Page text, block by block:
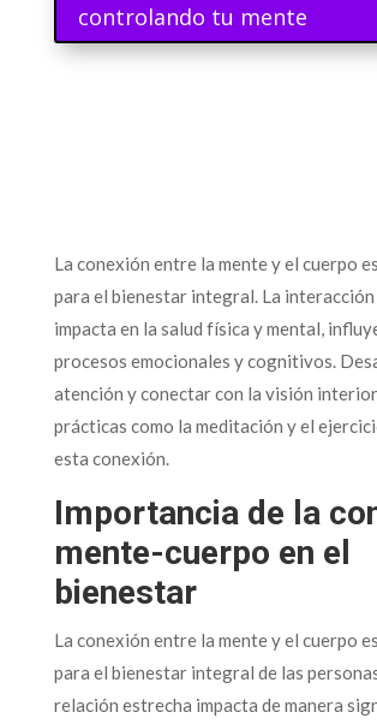
controlando tu mente
La conexión entre la mente y el cuerpo
para el bienestar integral. La
impacta en la salud física y mental,
procesos emocionales y cognitivos.
atención y conectar con la visión
prácticas como la meditación y el
esta conexión.
Importancia de la
mente-cuerpo en el
bienestar
La conexión entre la mente y el cuerpo
para el bienestar integral de las
relación estrecha impacta de manera